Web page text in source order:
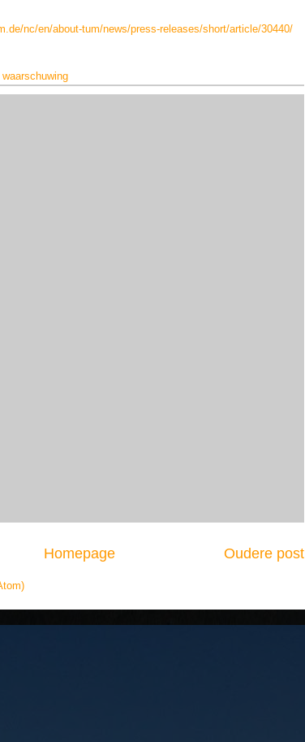
nc/en/about-tum/news/press-releases/short/article/30440/
waarschuwing
Oudere post
Homepage